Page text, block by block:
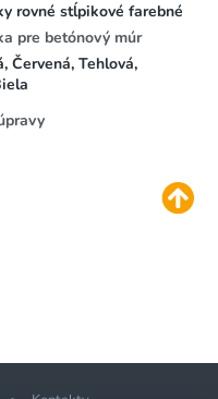
rovné stĺpikové farebné
pre betónový múr
Červená, Tehlová,